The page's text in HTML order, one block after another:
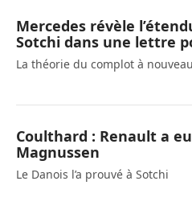
Mercedes révèle
Sotchi dans une lettre
La théorie du complot à
Coulthard : Renault a
Magnussen
Le Danois l’a prouvé à Sotchi